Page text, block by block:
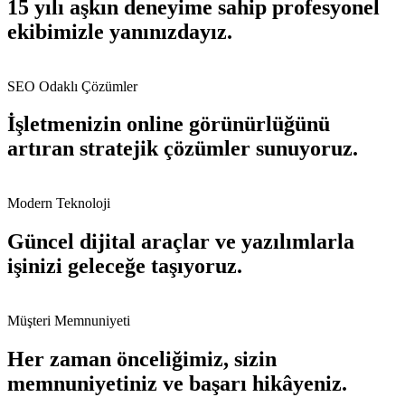
15 yılı aşkın deneyime sahip profesyonel
ekibimizle yanınızdayız.
SEO Odaklı Çözümler
İşletmenizin online görünürlüğünü
artıran stratejik çözümler sunuyoruz.
Modern Teknoloji
Güncel dijital araçlar ve yazılımlarla
işinizi geleceğe taşıyoruz.
Müşteri Memnuniyeti
Her zaman önceliğimiz, sizin
memnuniyetiniz ve başarı hikâyeniz.